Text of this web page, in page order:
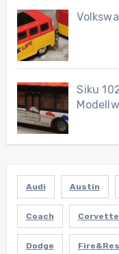
Siku
Audi Austin
Coach Corvette
Dodge